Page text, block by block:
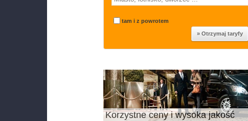
tam i z powrotem
Korzystne ceny i wysoka jakość